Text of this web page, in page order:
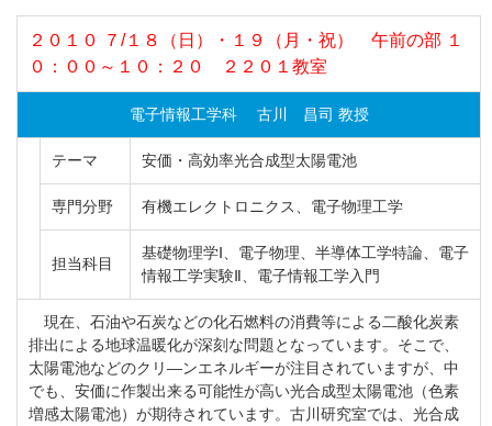
２０１０ ７/１８（日）・１９（月・祝） 午前の部 １
０：００～１０：２０ ２２０１教室
電子情報工学科 古川 昌司 教授
テーマ 安価・高効率光合成型太陽電池
専門分野 有機エレクトロニクス、電子物理工学
担当科目
基礎物理学Ⅰ、電子物理、半導体工学特論、電子
情報工学実験Ⅱ、電子情報工学入門
現在、石油や石炭などの化石燃料の消費等による二酸化炭素
排出による地球温暖化が深刻な問題となっています。そこで、
太陽電池などのクリ―ンエネルギーが注目されていますが、中
でも、安価に作製出来る可能性が高い光合成型太陽電池（色素
増感太陽電池）が期待されています。古川研究室では、光合成